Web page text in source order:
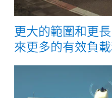
更大的範圍和更
來更多的有效負